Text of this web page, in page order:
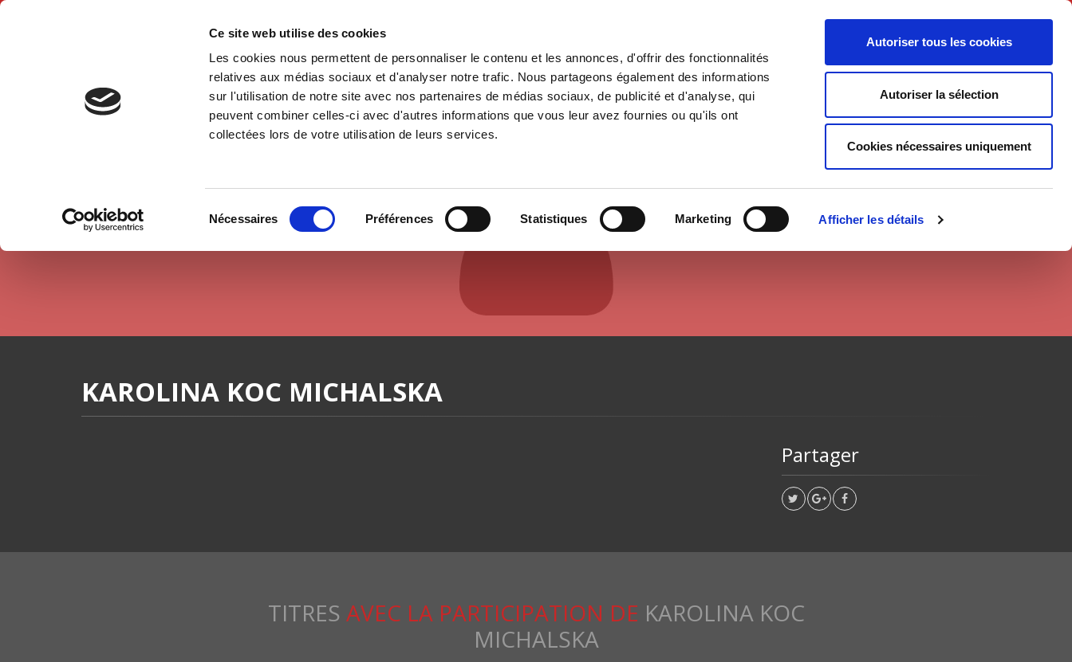
Ce site web utilise des cookies
Les cookies nous permettent de personnaliser le contenu et les annonces, d'offrir des fonctionnalités
relatives aux médias sociaux et d'analyser notre trafic. Nous partageons également des informations
sur l'utilisation de notre site avec nos partenaires de médias sociaux, de publicité et d'analyse, qui
peuvent combiner celles-ci avec d'autres informations que vous leur avez fournies ou qu'ils ont
collectées lors de votre utilisation de leurs services.
Nécessaires Préférences Statistiques Marketing Afficher les détails
Autoriser tous les cookies
Autoriser la sélection
Cookies nécessaires uniquement
Français
Accueil Environnement Histoire International Politique Société
Accueil Karolina Koc Michalska
AUTEURS ET CONTRIBUTEURS
KAROLINA KOC MICHALSKA
Partager
TITRES AVEC LA PARTICIPATION DE KAROLINA KOC
MICHALSKA